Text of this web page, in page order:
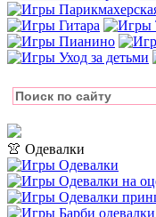
👚 Одевалки